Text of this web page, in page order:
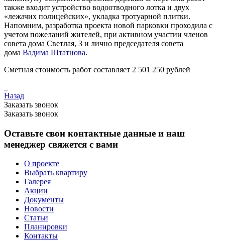
также входит устройство водоотводного лотка и двух
«лежачих полицейских», укладка тротуарной плитки.
Напомним, разработка проекта новой парковки проходила с
учетом пожеланий жителей, при активном участии членов
совета дома Светлая, 3 и лично председателя совета
дома Вадима Штатнова.
Сметная стоимость работ составляет 2 501 250 рублей
Назад
Заказать звонок
Заказать звонок
Оставьте свои контактные данные и наш
менеджер свяжется с вами
О проекте
Выбрать квартиру
Галерея
Акции
Документы
Новости
Статьи
Планировки
Контакты